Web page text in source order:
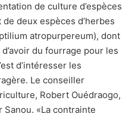
de culture d’espèces
deux espèces d’herbes
atropurpereum), dont
du fourrage pour les
d’intéresser les
Le conseiller
Robert Ouédraogo,
«La contrainte